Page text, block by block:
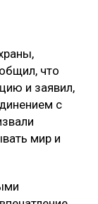
что
и заявил,
с
мир и